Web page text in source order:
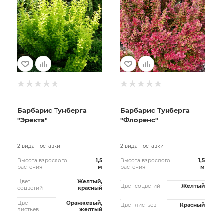
Барбарис Тунберга
"Эректа"
2 вида поставки
Высота взрослого
растения
1,5
м
Цвет
соцветий
Желтый,
красный
Цвет
листьев
Оранжевый,
желтый
Барбарис Тунберга
"Флоренс"
2 вида поставки
Высота взрослого
растения
1,5
м
Цвет соцветий Желтый
Цвет листьев Красный